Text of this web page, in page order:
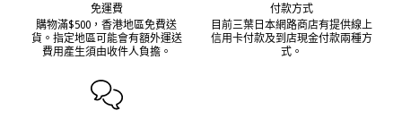
免運費
購物滿$500，香港地區免費送
貨。指定地區可能會有額外運送
費用產生須由收件人負擔。
付款方式
目前三葉日本網路商店有提供線上
信用卡付款及到店現金付款兩種方
式。